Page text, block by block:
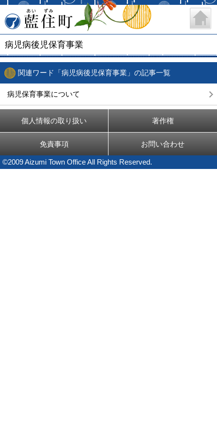
藍住町
病児病後児保育事業
関連ワード「病児病後児保育事業」の記事一覧
病児保育事業について
個人情報の取り扱い 著作権
免責事項 お問い合わせ
©2009 Aizumi Town Office All Rights Reserved.